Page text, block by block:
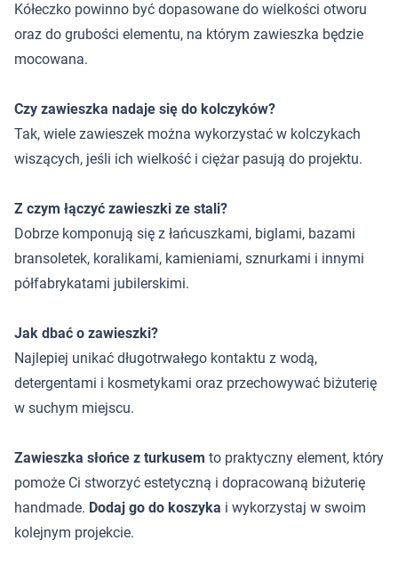
Kółeczko powinno być dopasowane do wielkości otworu
oraz do grubości elementu, na którym zawieszka będzie
mocowana.
Czy zawieszka nadaje się do kolczyków?
Tak, wiele zawieszek można wykorzystać w kolczykach
wiszących, jeśli ich wielkość i ciężar pasują do projektu.
Z czym łączyć zawieszki ze stali?
Dobrze komponują się z łańcuszkami, biglami, bazami
bransoletek, koralikami, kamieniami, sznurkami i innymi
półfabrykatami jubilerskimi.
Jak dbać o zawieszki?
Najlepiej unikać długotrwałego kontaktu z wodą,
detergentami i kosmetykami oraz przechowywać biżuterię
w suchym miejscu.
Zawieszka słońce z turkusem to praktyczny element, który
pomoże Ci stworzyć estetyczną i dopracowaną biżuterię
handmade. Dodaj go do koszyka i wykorzystaj w swoim
kolejnym projekcie.